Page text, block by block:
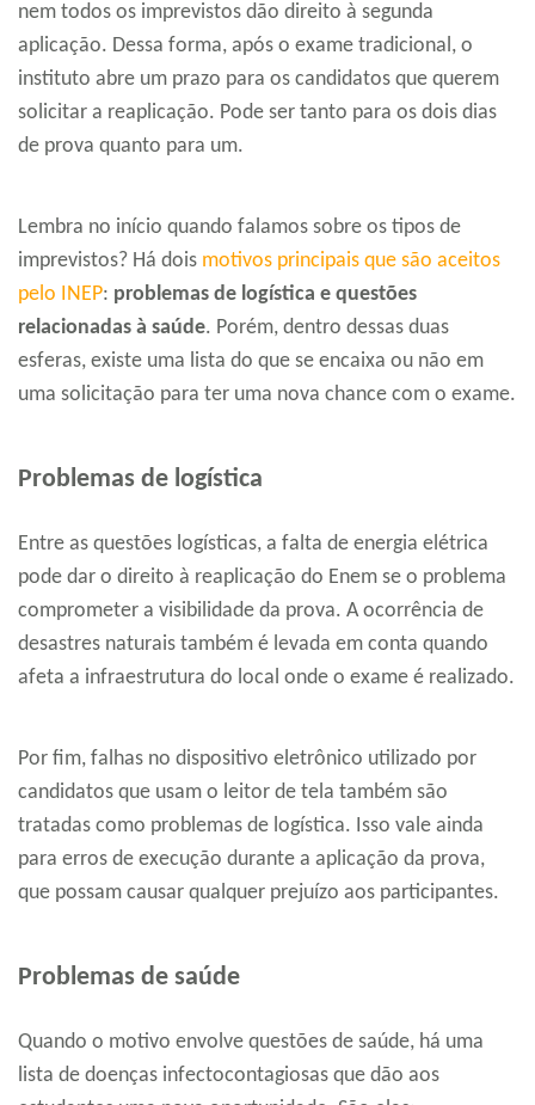
nem todos os imprevistos dão direito à segunda
aplicação. Dessa forma, após o exame tradicional, o
instituto abre um prazo para os candidatos que querem
solicitar a reaplicação. Pode ser tanto para os dois dias
de prova quanto para um.
Lembra no início quando falamos sobre os tipos de
imprevistos? Há dois motivos principais que são aceitos
pelo INEP: problemas de logística e questões
relacionadas à saúde. Porém, dentro dessas duas
esferas, existe uma lista do que se encaixa ou não em
uma solicitação para ter uma nova chance com o exame.
Problemas de logística
Entre as questões logísticas, a falta de energia elétrica
pode dar o direito à reaplicação do Enem se o problema
comprometer a visibilidade da prova. A ocorrência de
desastres naturais também é levada em conta quando
afeta a infraestrutura do local onde o exame é realizado.
Por fim, falhas no dispositivo eletrônico utilizado por
candidatos que usam o leitor de tela também são
tratadas como problemas de logística. Isso vale ainda
para erros de execução durante a aplicação da prova,
que possam causar qualquer prejuízo aos participantes.
Problemas de saúde
Quando o motivo envolve questões de saúde, há uma
lista de doenças infectocontagiosas que dão aos